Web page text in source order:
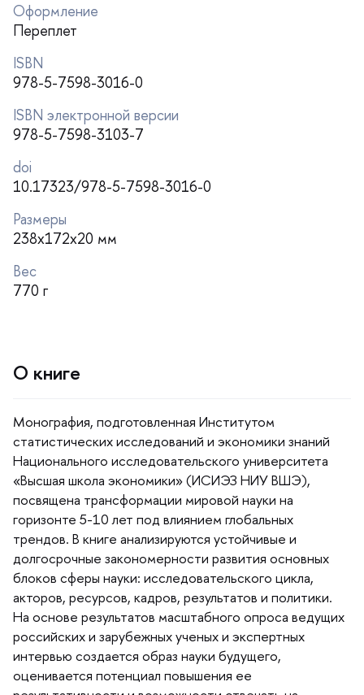
Оформление
Переплет
ISBN
978-5-7598-3016-0
ISBN электронной версии
978-5-7598-3103-7
doi
10.17323/978-5-7598-3016-0
Размеры
238x172x20 мм
ес
770
О книге
Монография, подготовленная Институтом
статистических исследований и экономики знаний
Национального исследовательского университета
«Высшая школа экономики» (ИСИЭЗ НИУ ВШЭ),
посвящена трансформации мировой науки на
оризонте 5-10 лет под влиянием глобальных
трендов. В книге анализируются устойчивые и
долгосрочные закономерности развития основных
локов сферы науки: исследовательского цикла,
акторов, ресурсов, кадров, результатов и политики.
На основе результатов масштабного опроса ведущих
российских и зарубежных ученых и экспертных
интервью создается образ науки будущего,
оценивается потенциал повышения ее